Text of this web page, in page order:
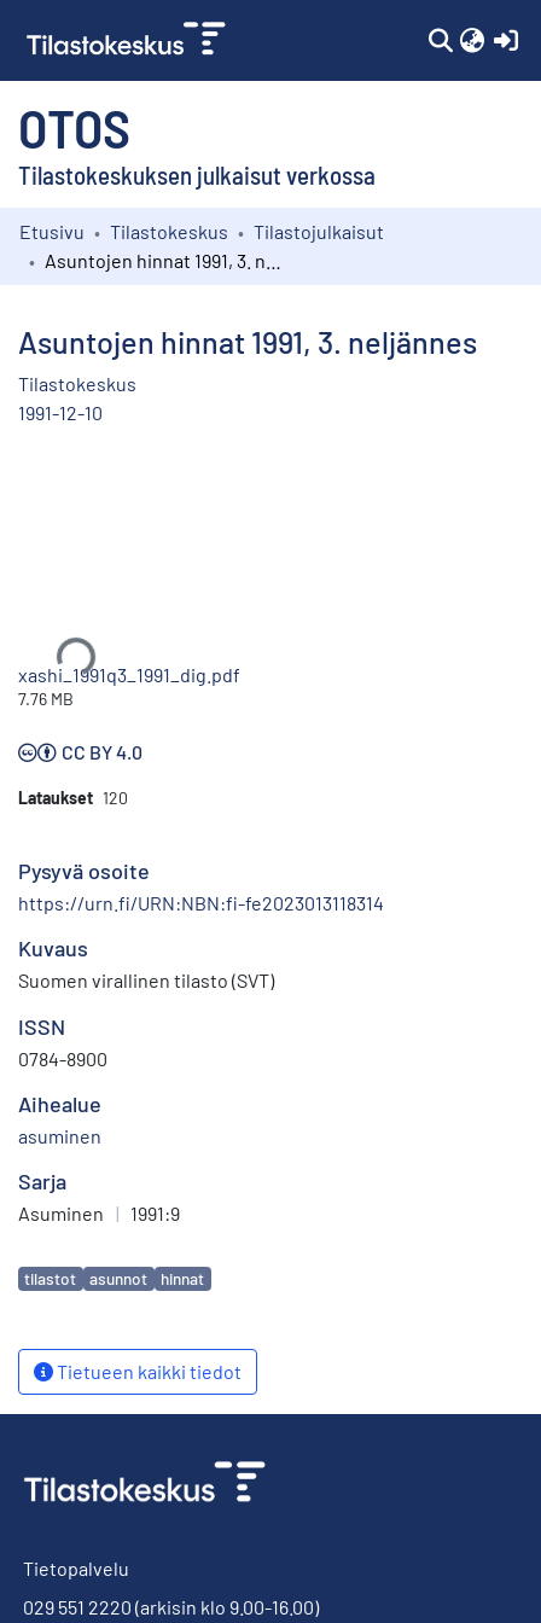
OTOS
Tilastokeskuksen julkaisut verkossa
Kokoelmat
Etusivu Tilastokeskus
Tilastojulkaisut
Asuntojen hinnat 1991, 3. neljännes
Tilastokeskus
1991-12-10
xashi_1991q3_1991_dig.pdf
7.76 MB
CC BY 4.0
Lataukset 120
Pysyvä osoite
https://urn.fi/URN:NBN:fi-fe2023013118314
Kuvaus
Suomen virallinen tilasto (SVT)
ISSN
0784-8900
Aihealue
asuminen
Sarja
Asuminen | 1991:9
Avainsanat
tilastot asunnot hinnat
Tietueen kaikki tiedot
Tietopalvelu
029 551 2220 (arkisin klo 9.00-16.00)